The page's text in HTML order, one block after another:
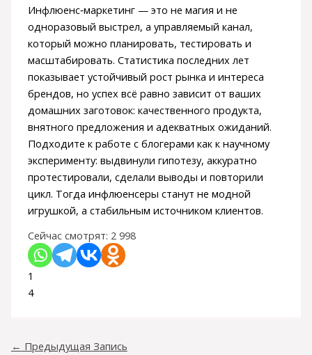
Инфлюенс‑маркетинг — это не магия и не
одноразовый выстрел, а управляемый канал,
который можно планировать, тестировать и
масштабировать. Статистика последних лет
показывает устойчивый рост рынка и интереса
брендов, но успех всё равно зависит от ваших
домашних заготовок: качественного продукта,
внятного предложения и адекватных ожиданий.
Подходите к работе с блогерами как к научному
эксперименту: выдвинули гипотезу, аккуратно
протестировали, сделали выводы и повторили
цикл. Тогда инфлюенсеры станут не модной
игрушкой, а стабильным источником клиентов.
Сейчас смотрят: 2 998
1
4
← Предыдущая Запись